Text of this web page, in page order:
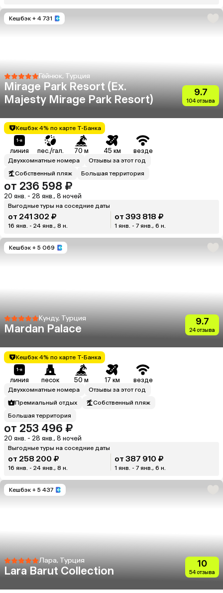
Кешбэк + 4 731
Гёйнюк, Турция
Mirage Park Resort (Ex.
Majesty Mirage Park Resort)
9.7
104 отзыва
Кешбэк 4% по карте Т-Банка
линия пес./гал. 70 м 45 км везде
Двухкомнатные номера
Отзывы за этот год
Собственный пляж
Большая территория
от 236 598 ₽
20 янв. - 28 янв., 8 ночей
Выгодные туры на соседние даты
от 241 302 ₽
16 янв. - 24 янв., 8 н.
от 393 818 ₽
1 янв. - 7 янв., 6 н.
Кешбэк + 5 069
Кунду, Турция
Mardan Palace
9.7
24 отзыва
Кешбэк 4% по карте Т-Банка
линия песок 50 м 17 км везде
Двухкомнатные номера
Отзывы за этот год
Премиальный отдых
Собственный пляж
Большая территория
от 253 496 ₽
20 янв. - 28 янв., 8 ночей
Выгодные туры на соседние даты
от 258 200 ₽
16 янв. - 24 янв., 8 н.
от 387 910 ₽
1 янв. - 7 янв., 6 н.
Кешбэк + 5 437
Лара, Турция
Lara Barut Collection
10
54 отзыва